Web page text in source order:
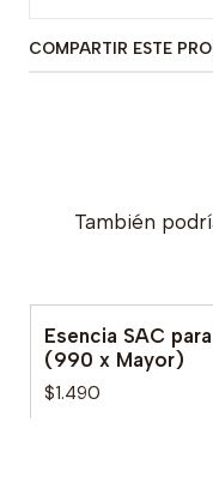
COMPARTIR ESTE
También
Esencia SAC
(990 x Mayor)
$1.490